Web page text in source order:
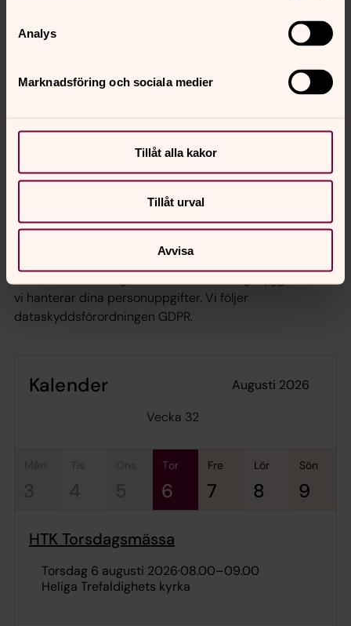
Analys
Marknadsföring och sociala medier
Tillåt alla kakor
Tillåt urval
Avvisa
Gudstjänst
Svenska kyrkan i Kristianstad har ett rikt och varierat
musikliv med en bred körverksamhet. Är du intresserad
av att sjunga i kör? Då är du välkommen att ta kontakt
med någon av våra musiker.
Vår behandling av dina
personuppgifter
vi hanterar dina personuppgifter. Vi följer
dataskyddsförordningen GDPR.
Kalender
augusti 2026
Vecka 32
tis
4
tor
6
fre
7
lör
8
sön
9
HTK Torsdagsmässa
torsdag 6 augusti 2026·08.00–09.00
Heliga Trefaldighets kyrka